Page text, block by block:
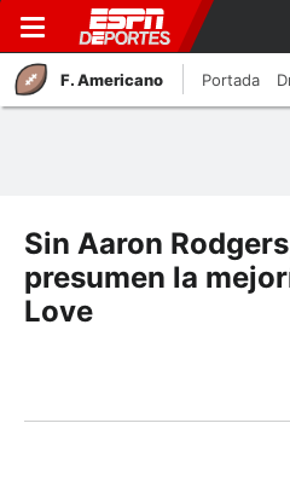
F. Americano Portada
Sin Aaron
presumen la
Love